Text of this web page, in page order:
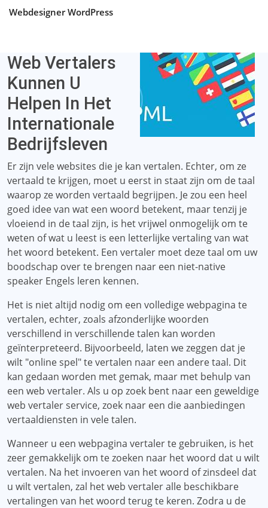
Webdesigner WordPress
Web Vertalers
Kunnen U
Helpen In Het
Internationale
Bedrijfsleven
Er zijn vele websites die je kan vertalen. Echter, om ze
vertaald te krijgen, moet u eerst in staat zijn om de taal
waarop ze worden vertaald begrijpen. Je zou een heel
goed idee van wat een woord betekent, maar tenzij je
vloeiend in de taal zijn, is het vrijwel onmogelijk om te
weten of wat u leest is een letterlijke vertaling van wat
het woord betekent. Een vertaler moet deze taal om uw
boodschap over te brengen naar een niet-native
speaker Engels leren kennen.
Het is niet altijd nodig om een ​​volledige webpagina te
vertalen, echter, zoals afzonderlijke woorden
verschillend in verschillende talen kan worden
geïnterpreteerd. Bijvoorbeeld, laten we zeggen dat je
wilt "online spel" te vertalen naar een andere taal. Dit
kan gedaan worden met gemak, maar met behulp van
een web vertaler. Als u op zoek bent naar een geweldige
web vertaler service, zoek naar een die aanbiedingen
vertaaldiensten in vele talen.
Wanneer u een webpagina vertaler te gebruiken, is het
zeer gemakkelijk om te zoeken naar het woord dat u wilt
vertalen. Na het invoeren van het woord of zinsdeel dat
u wilt vertalen, zal het web vertaler alle beschikbare
vertalingen van het woord terug te keren. Zodra u de